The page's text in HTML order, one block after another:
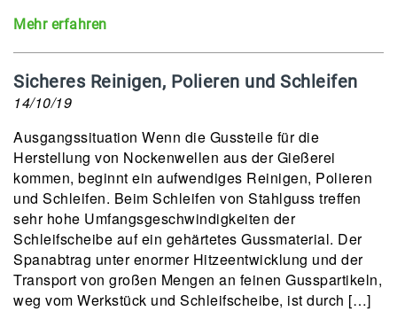
Mehr erfahren
Sicheres Reinigen, Polieren und Schleifen
14/10/19
Ausgangssituation Wenn die Gussteile für die
Herstellung von Nockenwellen aus der Gießerei
kommen, beginnt ein aufwendiges Reinigen, Polieren
und Schleifen. Beim Schleifen von Stahlguss treffen
sehr hohe Umfangsgeschwindigkeiten der
Schleifscheibe auf ein gehärtetes Gussmaterial. Der
Spanabtrag unter enormer Hitzeentwicklung und der
Transport von großen Mengen an feinen Gusspartikeln,
weg vom Werkstück und Schleifscheibe, ist durch […]